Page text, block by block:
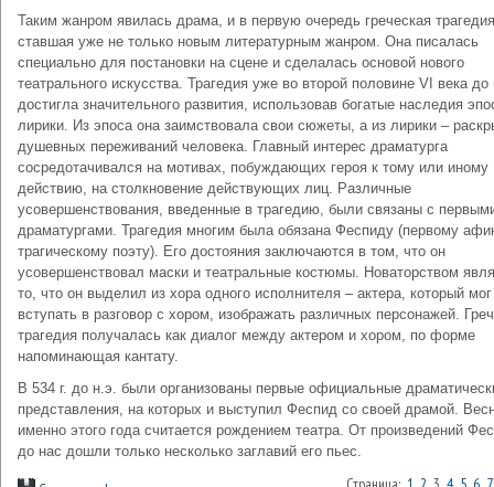
Таким жанром явилась драма, и в первую очередь греческая
ставшая уже не только новым литературным жанром. Она писалась
специально для постановки на сцене и сделалась основой нового
театрального искусства. Трагедия уже во второй половине VI века до
достигла значительного развития, использовав богатые наследия
лирики. Из эпоса она заимствовала свои сюжеты, а из лирики –
душевных переживаний человека. Главный интерес драматурга
сосредотачивался на мотивах, побуждающих героя к тому или иному
действию, на столкновение действующих лиц. Различные
усовершенствования, введенные в трагедию, были связаны с
драматургами. Трагедия многим была обязана Феспиду (первому
трагическому поэту). Его достояния заключаются в том, что он
усовершенствовал маски и театральные костюмы. Новаторством
то, что он выделил из хора одного исполнителя – актера, который мог
вступать в разговор с хором, изображать различных персонажей.
трагедия получалась как диалог между актером и хором, по форме
напоминающая кантату.
В 534 г. до н.э. были организованы первые официальные
представления, на которых и выступил Феспид со своей драмой.
именно этого года считается рождением театра. От произведений
до нас дошли только несколько заглавий его пьес.